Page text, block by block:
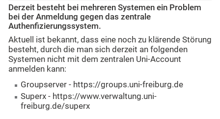
Derzeit besteht bei mehreren Systemen ein Problem
bei der Anmeldung gegen das zentrale
Authenfizierungssystem.
Aktuell ist bekannt, dass eine noch zu klärende Störung
besteht, durch die man sich derzeit an folgenden
Systemen nicht mit dem zentralen Uni-Account
anmelden kann:
Groupserver - https://groups.uni-freiburg.de
Superx - https://www.verwaltung.uni-
freiburg.de/superx